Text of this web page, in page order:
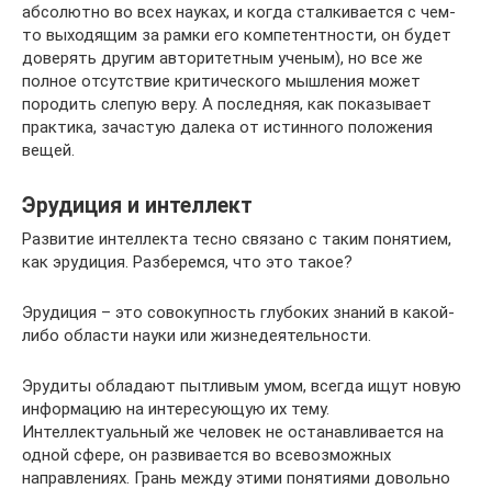
абсолютно во всех науках, и когда сталкивается с чем-
то выходящим за рамки его компетентности, он будет
доверять другим авторитетным ученым), но все же
полное отсутствие критического мышления может
породить слепую веру. А последняя, как показывает
практика, зачастую далека от истинного положения
вещей.
Эрудиция и интеллект
Развитие интеллекта тесно связано с таким понятием,
как эрудиция. Разберемся, что это такое?
Эрудиция – это совокупность глубоких знаний в какой-
либо области науки или жизнедеятельности.
Эрудиты обладают пытливым умом, всегда ищут новую
информацию на интересующую их тему.
Интеллектуальный же человек не останавливается на
одной сфере, он развивается во всевозможных
направлениях. Грань между этими понятиями довольно